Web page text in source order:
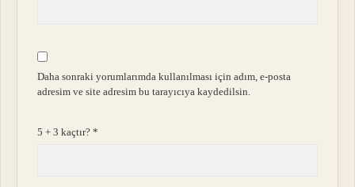
Daha sonraki yorumlarımda kullanılması için adım, e-posta
adresim ve site adresim bu tarayıcıya kaydedilsin.
5 + 3 kaçtır?*